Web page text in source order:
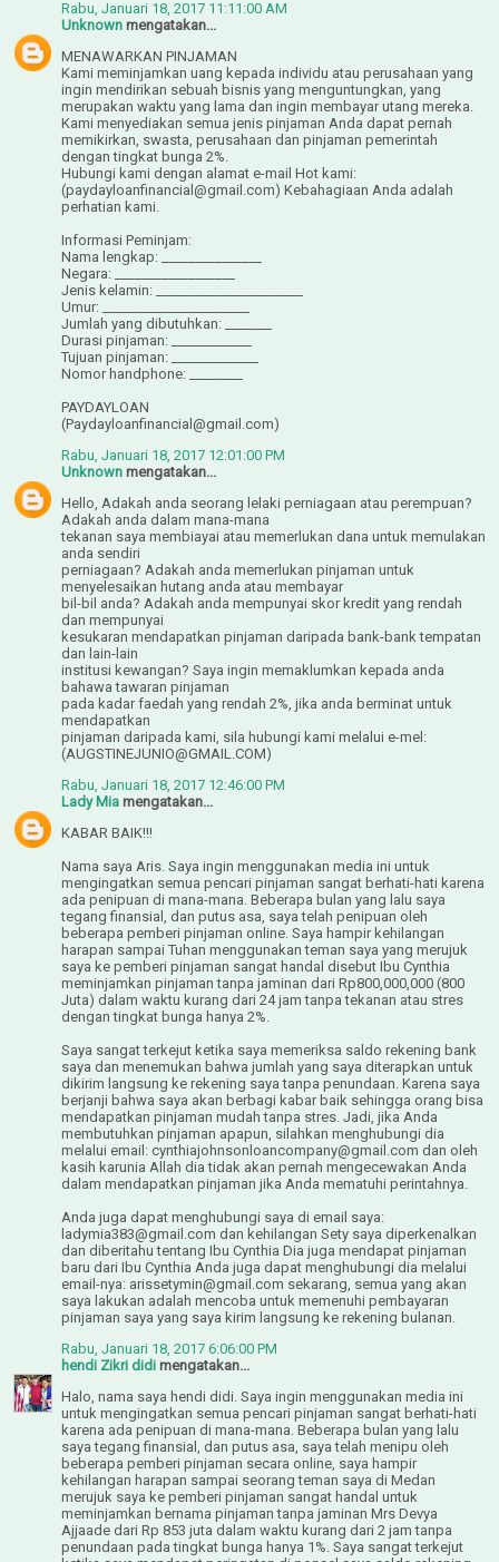
Rabu, Januari 18, 2017 11:11:00 AM
Unknown mengatakan...
MENAWARKAN PINJAMAN
Kami meminjamkan uang kepada individu atau perusahaan yang
ingin mendirikan sebuah bisnis yang menguntungkan, yang
merupakan waktu yang lama dan ingin membayar utang mereka.
Kami menyediakan semua jenis pinjaman Anda dapat pernah
memikirkan, swasta, perusahaan dan pinjaman pemerintah
dengan tingkat bunga 2%.
Hubungi kami dengan alamat e-mail Hot kami:
(paydayloanfinancial@gmail.com) Kebahagiaan Anda adalah
perhatian kami.
Informasi Peminjam:
Nama lengkap: _______________
Negara: __________________
Jenis kelamin: ______________________
Umur: ______________________
Jumlah yang dibutuhkan: _______
Durasi pinjaman: ____________
Tujuan pinjaman: _____________
Nomor handphone: ________
PAYDAYLOAN
(Paydayloanfinancial@gmail.com)
Rabu, Januari 18, 2017 12:01:00 PM
Unknown mengatakan...
Hello, Adakah anda seorang lelaki perniagaan atau perempuan?
Adakah anda dalam mana-mana
tekanan saya membiayai atau memerlukan dana untuk memulakan
anda sendiri
perniagaan? Adakah anda memerlukan pinjaman untuk
menyelesaikan hutang anda atau membayar
bil-bil anda? Adakah anda mempunyai skor kredit yang rendah
dan mempunyai
kesukaran mendapatkan pinjaman daripada bank-bank tempatan
dan lain-lain
institusi kewangan? Saya ingin memaklumkan kepada anda
bahawa tawaran pinjaman
pada kadar faedah yang rendah 2%, jika anda berminat untuk
mendapatkan
pinjaman daripada kami, sila hubungi kami melalui e-mel:
(AUGSTINEJUNIO@GMAIL.COM)
Rabu, Januari 18, 2017 12:46:00 PM
Lady Mia mengatakan...
KABAR BAIK!!!
Nama saya Aris. Saya ingin menggunakan media ini untuk
mengingatkan semua pencari pinjaman sangat berhati-hati karena
ada penipuan di mana-mana. Beberapa bulan yang lalu saya
tegang finansial, dan putus asa, saya telah penipuan oleh
beberapa pemberi pinjaman online. Saya hampir kehilangan
harapan sampai Tuhan menggunakan teman saya yang merujuk
saya ke pemberi pinjaman sangat handal disebut Ibu Cynthia
meminjamkan pinjaman tanpa jaminan dari Rp800,000,000 (800
Juta) dalam waktu kurang dari 24 jam tanpa tekanan atau stres
dengan tingkat bunga hanya 2%.
Saya sangat terkejut ketika saya memeriksa saldo rekening bank
saya dan menemukan bahwa jumlah yang saya diterapkan untuk
dikirim langsung ke rekening saya tanpa penundaan. Karena saya
berjanji bahwa saya akan berbagi kabar baik sehingga orang bisa
mendapatkan pinjaman mudah tanpa stres. Jadi, jika Anda
membutuhkan pinjaman apapun, silahkan menghubungi dia
melalui email: cynthiajohnsonloancompany@gmail.com dan oleh
kasih karunia Allah dia tidak akan pernah mengecewakan Anda
dalam mendapatkan pinjaman jika Anda mematuhi perintahnya.
Anda juga dapat menghubungi saya di email saya:
ladymia383@gmail.com dan kehilangan Sety saya diperkenalkan
dan diberitahu tentang Ibu Cynthia Dia juga mendapat pinjaman
baru dari Ibu Cynthia Anda juga dapat menghubungi dia melalui
email-nya: arissetymin@gmail.com sekarang, semua yang akan
saya lakukan adalah mencoba untuk memenuhi pembayaran
pinjaman saya yang saya kirim langsung ke rekening bulanan.
Rabu, Januari 18, 2017 6:06:00 PM
hendi Zikri didi mengatakan...
Halo, nama saya hendi didi. Saya ingin menggunakan media ini
untuk mengingatkan semua pencari pinjaman sangat berhati-hati
karena ada penipuan di mana-mana. Beberapa bulan yang lalu
saya tegang finansial, dan putus asa, saya telah menipu oleh
beberapa pemberi pinjaman secara online, saya hampir
kehilangan harapan sampai seorang teman saya di Medan
merujuk saya ke pemberi pinjaman sangat handal untuk
meminjamkan bernama pinjaman tanpa jaminan Mrs Devya
Ajjaade dari Rp 853 juta dalam waktu kurang dari 2 jam tanpa
penundaan pada tingkat bunga hanya 1%. Saya sangat terkejut